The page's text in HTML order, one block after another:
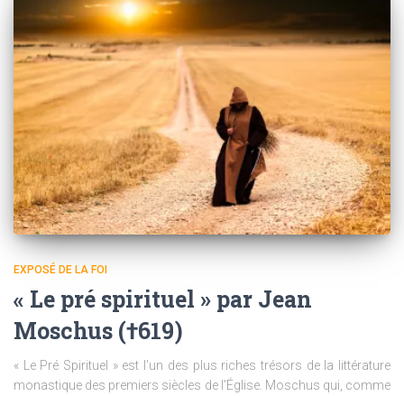
EXPOSÉ DE LA FOI
« Le pré spirituel » par Jean
Moschus (†619)
« Le Pré Spirituel » est l’un des plus riches trésors de la littérature
monastique des premiers siècles de l’Église. Moschus qui, comme